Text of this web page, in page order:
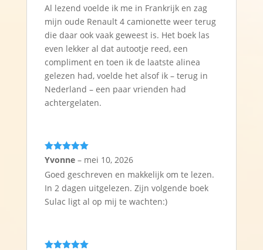
Al lezend voelde ik me in Frankrijk en zag
mijn oude Renault 4 camionette weer terug
die daar ook vaak geweest is. Het boek las
even lekker al dat autootje reed, een
compliment en toen ik de laatste alinea
gelezen had, voelde het alsof ik – terug in
Nederland – een paar vrienden had
achtergelaten.
Gewaardeerd
Yvonne – mei 10, 2026
Goed geschreven en makkelijk om te lezen.
In 2 dagen uitgelezen. Zijn volgende boek
Sulac ligt al op mij te wachten:)